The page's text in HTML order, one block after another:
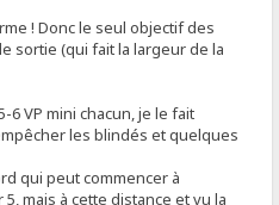
! Donc le seul objectif des
sortie (qui fait la largeur de la
6 VP mini chacun, je le fait
les blindés et quelques
qui peut commencer à
mais à cette distance et vu la